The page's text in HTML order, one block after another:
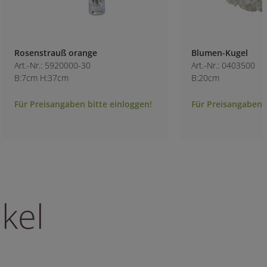
Rosenstrauß orange
Art.-Nr.: 5920000-30
B:7cm H:37cm
Für Preisangaben bitte einloggen!
Blumen-Kugel
Art.-Nr.: 0403500
B:20cm
Für